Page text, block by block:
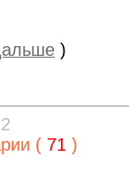
)
( 71 )